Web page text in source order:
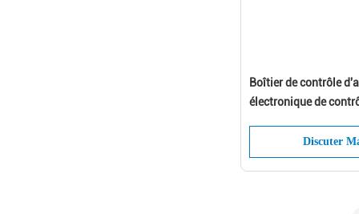
Boîtier de contrôle
électronique de
Discuter